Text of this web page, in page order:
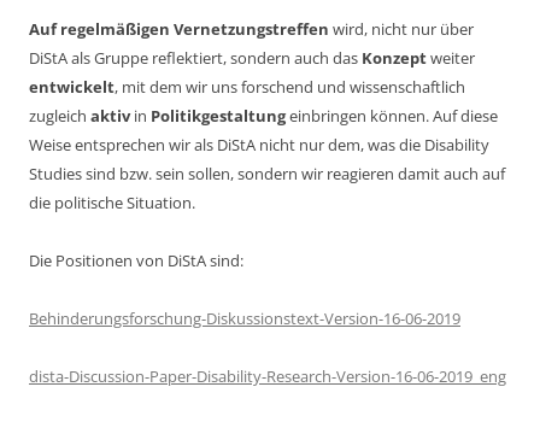
Auf regelmäßigen Vernetzungstreffen wird, nicht nur über
DiStA als Gruppe reflektiert, sondern auch das Konzeptweiter
entwickelt, mit dem wir uns forschend und wissenschaftlich
zugleich aktivin Politikgestaltungeinbringen können. Auf diese
Weise entsprechen wir als DiStA nicht nur dem, was die Disability
Studies sind bzw. sein sollen, sondern wir reagieren damit auch auf
die politische Situation.
Die Positionen von DiStA sind:
Behinderungsforschung-Diskussionstext-Version-16-06-2019
dista-Discussion-Paper-Disability-Research-Version-16-06-2019_eng